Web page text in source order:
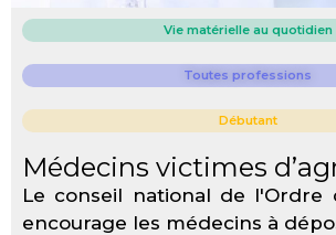
Vie matérielle au quotidien
Toutes professions
Débutant
Médecins victimes
Le conseil national de l'Ordre
encourage les médecins à